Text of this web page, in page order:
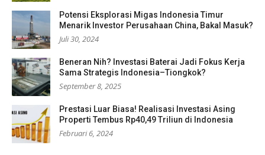
Potensi Eksplorasi Migas Indonesia Timur
Menarik Investor Perusahaan China, Bakal Masuk?
Juli 30, 2024
Beneran Nih? Investasi Baterai Jadi Fokus Kerja
Sama Strategis Indonesia–Tiongkok?
September 8, 2025
Prestasi Luar Biasa! Realisasi Investasi Asing
Properti Tembus Rp40,49 Triliun di Indonesia
Februari 6, 2024